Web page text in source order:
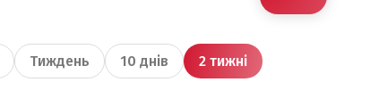
Тиждень 10 днів 2 тижні